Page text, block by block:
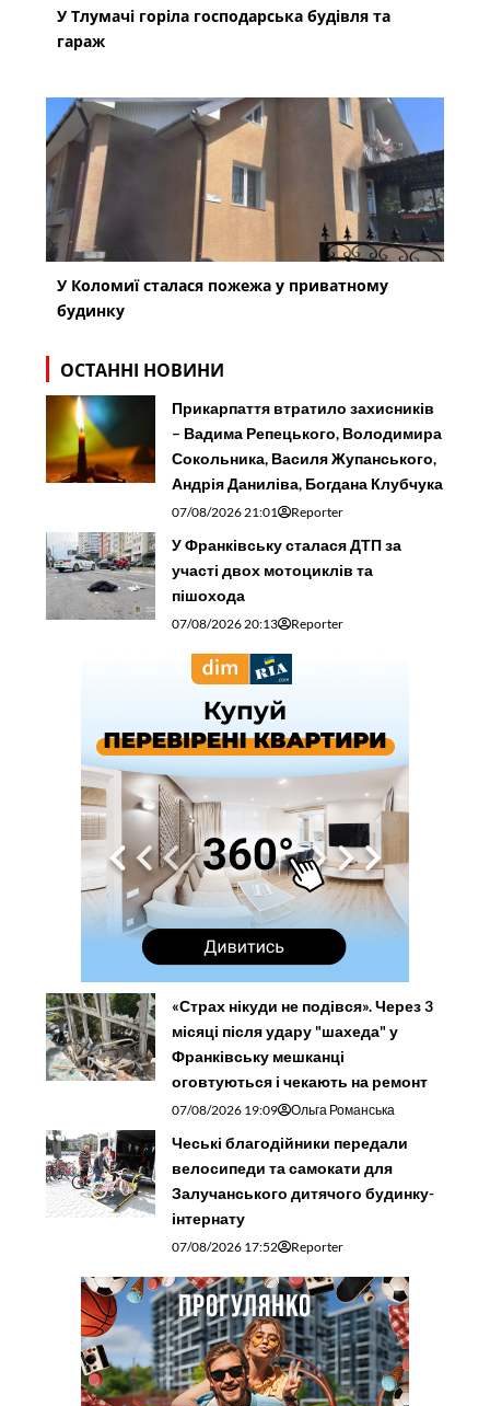
У Тлумачі горіла господарська будівля та
гараж
У Коломиї сталася пожежа у приватному
будинку
ОСТАННІ НОВИНИ
Прикарпаття втратило захисників
– Вадима Репецького, Володимира
Сокольника, Василя Жупанського,
Андрія Даниліва, Богдана Клубчука
07/08/2026 21:01 Reporter
У Франківську сталася ДТП за
участі двох мотоциклів та
пішохода
07/08/2026 20:13 Reporter
«Страх нікуди не подівся». Через 3
місяці після удару "шахеда" у
Франківську мешканці
оговтуються і чекають на ремонт
07/08/2026 19:09 Ольга Романська
Чеські благодійники передали
велосипеди та самокати для
Залучанського дитячого будинку-
інтернату
07/08/2026 17:52 Reporter